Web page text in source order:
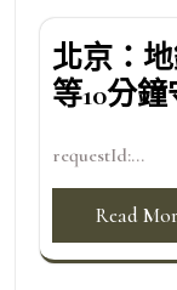
北京：
等10分
requestId:...
Read